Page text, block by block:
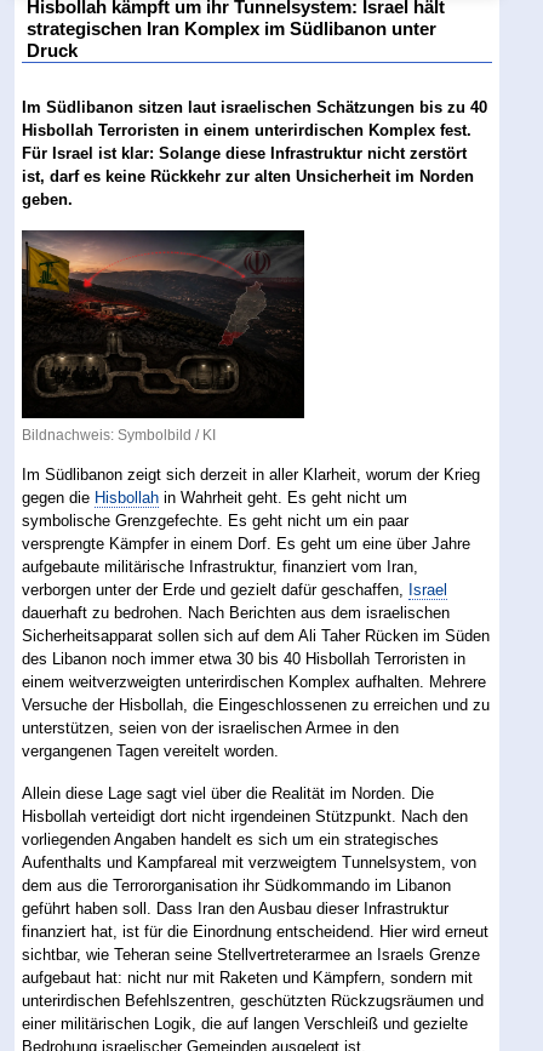
Hisbollah kämpft um ihr Tunnelsystem: Israel hält
strategischen Iran Komplex im Südlibanon unter
Druck
Im Südlibanon sitzen laut israelischen Schätzungen bis zu 40
Hisbollah Terroristen in einem unterirdischen Komplex fest.
Für Israel ist klar: Solange diese Infrastruktur nicht zerstört
ist, darf es keine Rückkehr zur alten Unsicherheit im Norden
geben.
Bildnachweis: Symbolbild / KI
Im Südlibanon zeigt sich derzeit in aller Klarheit, worum der Krieg
gegen die Hisbollah in Wahrheit geht. Es geht nicht um
symbolische Grenzgefechte. Es geht nicht um ein paar
versprengte Kämpfer in einem Dorf. Es geht um eine über Jahre
aufgebaute militärische Infrastruktur, finanziert vom Iran,
verborgen unter der Erde und gezielt dafür geschaffen,
Israel
dauerhaft zu bedrohen. Nach Berichten aus dem israelischen
Sicherheitsapparat sollen sich auf dem Ali Taher Rücken im Süden
des Libanon noch immer etwa 30 bis 40 Hisbollah Terroristen in
einem weitverzweigten unterirdischen Komplex aufhalten. Mehrere
Versuche der Hisbollah, die Eingeschlossenen zu erreichen und zu
unterstützen, seien von der israelischen Armee in den
vergangenen Tagen vereitelt worden.
Allein diese Lage sagt viel über die Realität im Norden. Die
Hisbollah verteidigt dort nicht irgendeinen Stützpunkt. Nach den
vorliegenden Angaben handelt es sich um ein strategisches
Aufenthalts und Kampfareal mit verzweigtem Tunnelsystem, von
dem aus die Terrororganisation ihr Südkommando im Libanon
geführt haben soll. Dass Iran den Ausbau dieser Infrastruktur
finanziert hat, ist für die Einordnung entscheidend. Hier wird erneut
sichtbar, wie Teheran seine Stellvertreterarmee an Israels Grenze
aufgebaut hat: nicht nur mit Raketen und Kämpfern, sondern mit
unterirdischen Befehlszentren, geschützten Rückzugsräumen und
einer militärischen Logik, die auf langen Verschleiß und gezielte
Bedrohung israelischer Gemeinden ausgelegt ist.